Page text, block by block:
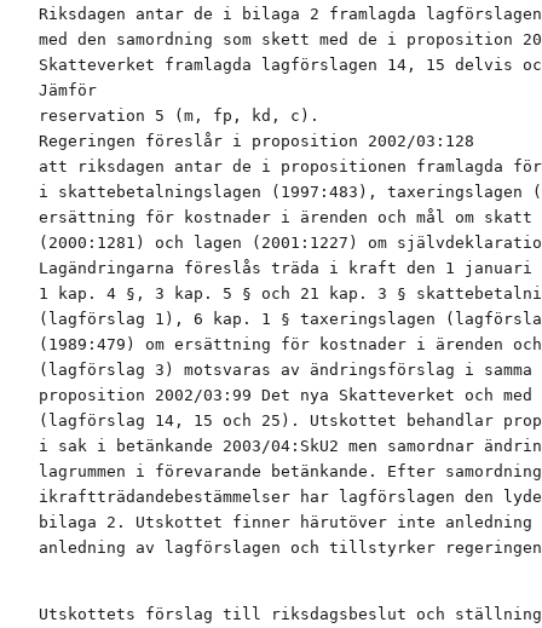
Utskottets förslag till riksdagsbeslut och